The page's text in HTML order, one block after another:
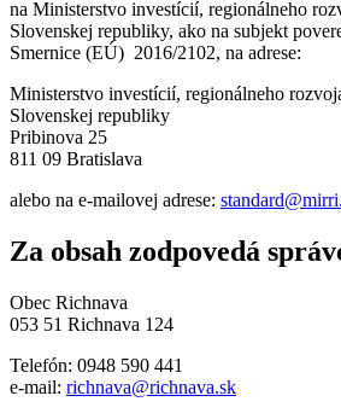
na Ministerstvo investícií, regionálneho
Slovenskej republiky, ako na subjekt
Smernice (EÚ) 2016/2102, na adrese:
Ministerstvo investícií, regionálneho
Slovenskej republiky
Pribinova 25
811 09 Bratislava
alebo na e-mailovej adrese:
Za obsah zodpovedá
Obec Richnava
053 51 Richnava 124
Telefón: 0948 590 441
e-mail: richnava@richnava.sk